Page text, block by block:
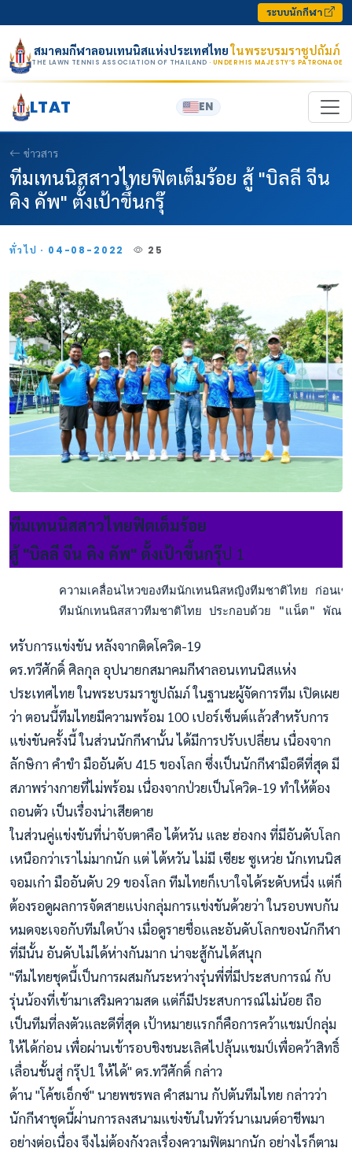
ระบบนักกีฬา
สมาคมกีฬาลอนเทนนิสแห่งประเทศไทยในพระบรมราชูปถัมภ์
THE LAWN TENNIS ASSOCIATION OF THAILAND · UNDER HIS MAJESTY’S PATRONAGE
LTAT EN
ข่าวสาร
ทีมเทนนิสสาวไทยฟิตเต็มร้อย สู้ "บิลลี จีน
คิง คัพ" ตั้งเป้าขึ้นกรุ๊
ทั่วไป · 04-08-2022 25
ทีมเทนนิสสาวไทยฟิตเต็มร้อย
สู้ "บิลลี จีน คิง คัพ" ตั้งเป้าขึ้นกรุ๊ป 1
ความเคลื่อนไหวของทีมนักเทนนิสหญิงทีมชาติไทย ก่อนเ
ทีมนักเทนนิสสาวทีมชาติไทย ประกอบด้วย "แน็ต" พัณ
หรับการแข่งขัน หลังจากติดโควิด-19
ดร.ทวีศักดิ์ ศิลกุล อุปนายกสมาคมกีฬาลอนเทนนิสแห่ง
ประเทศไทย ในพระบรมราชูปถัมภ์ ในฐานะผู้จัดการทีม เปิดเผย
ว่า ตอนนี้ทีมไทยมีความพร้อม 100 เปอร์เซ็นต์แล้วสำหรับการ
แข่งขันครั้งนี้ ในส่วนนักกีฬานั้น ได้มีการปรับเปลี่ยน เนื่องจาก
ลักษิกา คำขำ มืออันดับ 415 ของโลก ซึ่งเป็นนักกีฬามือดีที่สุด มี
สภาพร่างกายที่ไม่พร้อม เนื่องจากป่วยเป็นโควิด-19 ทำให้ต้อง
ถอนตัว เป็นเรื่องน่าเสียดาย
ในส่วนคู่แข่งขันที่น่าจับตาคือ ไต้หวัน และ ฮ่องกง ที่มีอันดับโลก
เหนือกว่าเราไม่มากนัก แต่ ไต้หวัน ไม่มี เซียะ ซูเหว่ย นักเทนนิส
จอมเก๋า มืออันดับ 29 ของโลก ทีมไทยก็เบาใจได้ระดับหนึ่ง แต่ก็
ต้องรอดูผลการจัดสายแบ่งกลุ่มการแข่งขันด้วยว่า ในรอบพบกัน
หมดจะเจอกับทีมใดบ้าง เมื่อดูรายชื่อและอันดับโลกของนักกีฬา
ที่มีนั้น อันดับไม่ได้ห่างกันมาก น่าจะสู้กันได้สนุก
"ทีมไทยชุดนี้เป็นการผสมกันระหว่างรุ่นพี่ที่มีประสบการณ์ กับ
รุ่นน้องที่เข้ามาเสริมความสด แต่ก็มีประสบการณ์ไม่น้อย ถือ
เป็นทีมที่ลงตัวและดีที่สุด เป้าหมายแรกก็คือการคว้าแชมป์กลุ่ม
ให้ได้ก่อน เพื่อผ่านเข้ารอบชิงชนะเลิศไปลุ้นแชมป์เพื่อคว้าสิทธิ์
เลื่อนชั้นสู่ กรุ๊ป1 ให้ได้" ดร.ทวีศักดิ์ กล่าว
ด้าน "โค้ชเอ็กซ์" นายพชรพล คำสมาน กัปตันทีมไทย กล่าวว่า
นักกีฬาชุดนี้ผ่านการลงสนามแข่งขันในทัวร์นาเมนต์อาชีพมา
อย่างต่อเนื่อง จึงไม่ต้องกังวลเรื่องความฟิตมากนัก อย่างไรก็ตาม